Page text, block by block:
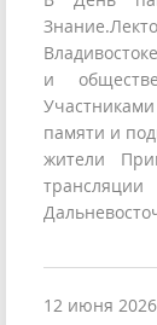
и
памяти и
жители
12 июня 2026